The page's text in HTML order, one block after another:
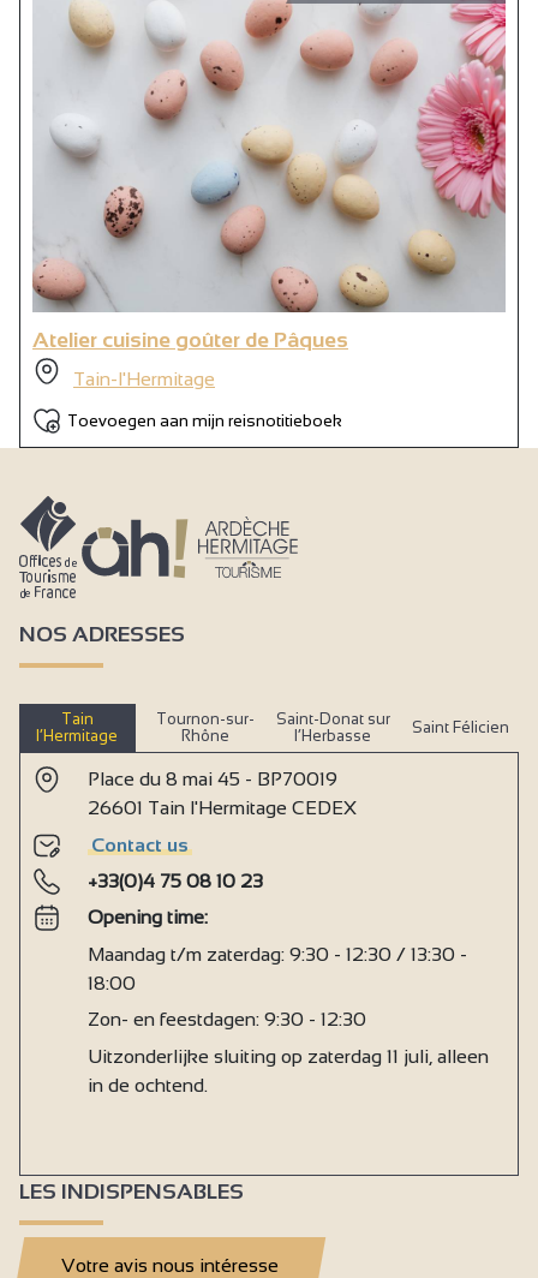
Atelier cuisine goûter de Pâques
Tain-l'Hermitage
Toevoegen aan mijn reisnotitieboek
NOS ADRESSES
Tain
l’Hermitage
Tournon-sur-
Rhône
Saint-Donat sur
l’Herbasse
Saint Félicien
Place du 8 mai 45 - BP70019
26601 Tain l'Hermitage CEDEX
Contact us
+33(0)4 75 08 10 23
Opening time:
Maandag t/m zaterdag: 9:30 - 12:30 / 13:30 -
18:00
Zon- en feestdagen: 9:30 - 12:30
Uitzonderlijke sluiting op zaterdag 11 juli, alleen
in de ochtend.
LES INDISPENSABLES
Votre avis nous intéresse